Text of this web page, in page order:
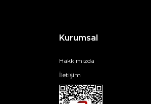
Kurumsal
Hakkımızda
İletişim